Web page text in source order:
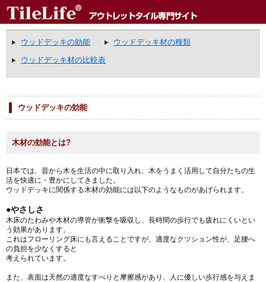
ウッドデッキの効能
ウッドデッキ材の種類
ウッドデッキ材の比較表
ウッドデッキの効能
木材の効能とは?
日本では、昔から木を生活の中に取り入れ、木をうまく活用して自分たちの生
活を快適に・豊かにしてきました。
ウッドデッキに関係する木材の効能には以下のようなものがあげられます。
●やさしさ
木床のたわみや木材の導管が衝撃を吸収し、長時間の歩行でも疲れにくいとい
う効果があります。
これはフローリング床にも言えることですが、適度なクツション性が、足腰へ
の負担を少なくすると
考えられています。
また、表面は天然の適度なすべりと摩擦感があり、人に優しい歩行感を与えま